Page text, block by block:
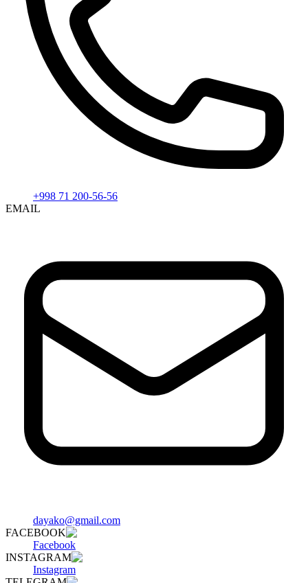
+998 71 200-56-56
EMAIL
dayako@gmail.com
FACEBOOK
Facebook
INSTAGRAM
Instagram